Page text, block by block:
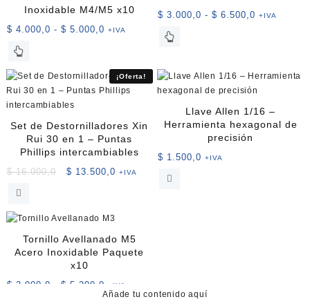
Inoxidable M4/M5 x10
$ 4.000,0 - $ 5.000,0 Rango
desde
$ 4.000,0
+IVA
Este
tiene
múltiples
variantes.
opciones
elegir
en
página
producto
$ 3.000,0 - $ 6.500,0 Rango
$ 3.000,0
hasta
+IVA
Este
múltiples
variantes.
opciones
elegir
en
¡Oferta!
Set de Destornilladores Xin
Rui 30 en 1 – Puntas
Phillips intercambiables
$16.000,0
El
era:
$ 13.500,0 El
+IVA
Llave Allen 1/16 –
Herramienta hexagonal de
precisión
$ 1.500,0 +IVA
Tornillo Avellanado M5
Acero Inoxidable Paquete
x10
$ 3.000,0 $ 5.200,0 Rango
de
+IVA
Añade tu contenido aquí